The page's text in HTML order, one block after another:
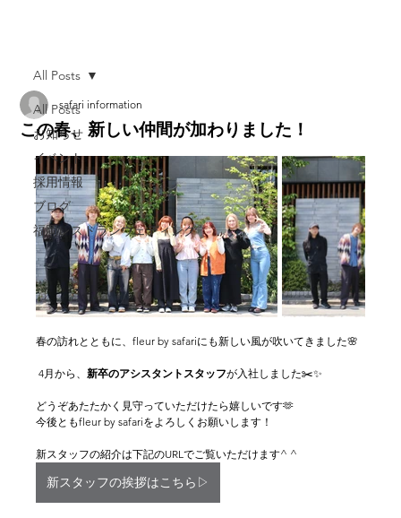
All Posts
お知らせ
イベント
採用情報
ブログ
福岡レストランウェディング
All Posts
この春、新しい仲間が加わりました！
safari information
春の訪れとともに、fleur by safariにも新しい風が吹いてきました🌸
4月から、新卒のアシスタントスタッフが入社しました✂️✨
どうぞあたたかく見守っていただけたら嬉しいです🫶
今後ともfleur by safariをよろしくお願いします！
新スタッフの紹介は下記のURLでご覧いただけます^ ^
新スタッフの挨拶はこちら▷